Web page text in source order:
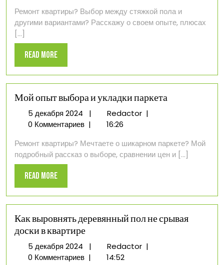
пола:
стяжка
Ремонт квартиры? Выбор между стяжкой пола и
другими вариантами? Расскажу о своем опыте, плюсах
[...]
Read MoreRead
More
Мой опыт выбора и укладки паркета
5 декабря 20245
декабря
| RedactorМой
и
укладки
|
0 Комментариев |
16:26
Ремонт квартиры? Мечтаете о шикарном паркете? Мой
подробный рассказ о выборе, сравнении цен и [...]
Read MoreRead
More
Как выровнять деревянный пол не срывая
доски в квартире
5 декабря 20245
декабря
| RedactorКак|
0 Комментариев |
14:52